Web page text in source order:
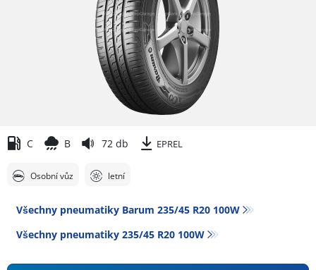
C B 72 db EPREL
Osobní vůz letní
Všechny pneumatiky Barum 235/45 R20 100W
Všechny pneumatiky‎ 235/45 R20 100W